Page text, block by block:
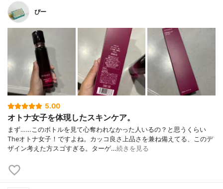
ぴー
5.00
オトナ女子を体現したスキンケア。
まず……このボトルを見て心奪われなかった人いるの？と思うくらい
Theオトナ女子！ですよね。カッコ良さ上品さを兼ね備えてる、このデ
ザイン考えた方スゴすぎる。ターゲ…続きを見る